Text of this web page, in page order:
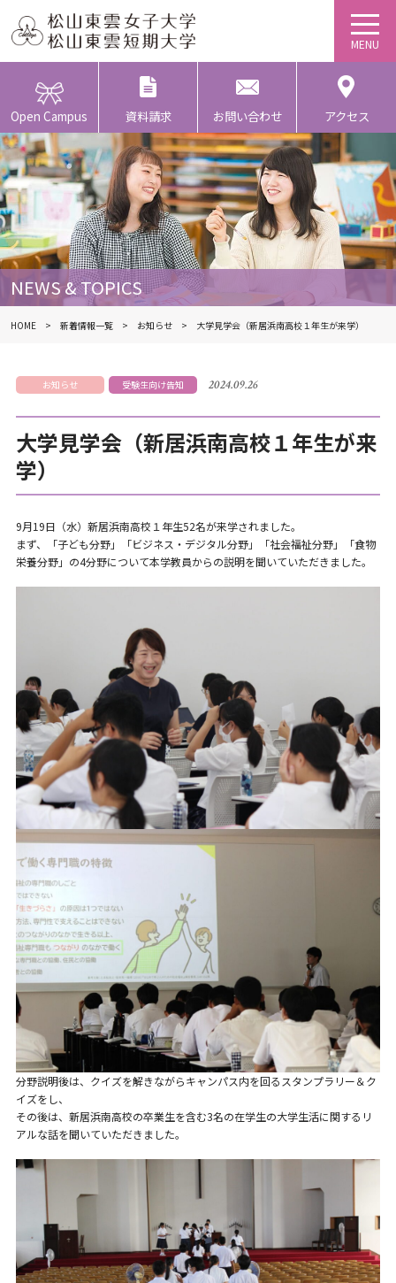
Open Campus 資料請求 お問い合わせ アクセス
NEWS & TOPICS
HOME 新着情報一覧 お知らせ 大学見学会（新居浜南高校１年生が来学）
お知らせ 受験生向け告知 2024.09.26
大学見学会（新居浜南高校１年生が来
学）
9月19日（水）新居浜南高校１年生52名が来学されました。
まず、「子ども分野」「ビジネス・デジタル分野」「社会福祉分野」「食物
栄養分野」の4分野について本学教員からの説明を聞いていただきました。
分野説明後は、クイズを解きながらキャンパス内を回るスタンプラリー＆ク
イズをし、
その後は、新居浜南高校の卒業生を含む3名の在学生の大学生活に関するリ
アルな話を聞いていただきました。